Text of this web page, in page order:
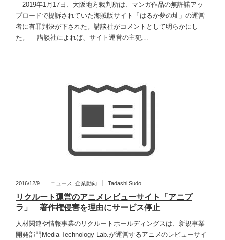
2019年1月17日、大阪地方裁判所は、マンガ作品の無許諾アッ
プロードで提訴されていた海賊版サイト「はるか夢の址」の運営
者に有罪判決が下された。講談社がコメントとして明らかにし
た。 講談社によれば、サイト運営の主犯…
2016/12/9 ニュース 企業動向 Tadashi Sudo
リクルート運営のアニメレビューサイト「アニプ
ラ」 著作権侵害を理由にサービス停止
人材関連や情報事業のリクルートホールディングスは、新規事業
開発部門Media Technology Lab.が運営するアニメのレビューサイ